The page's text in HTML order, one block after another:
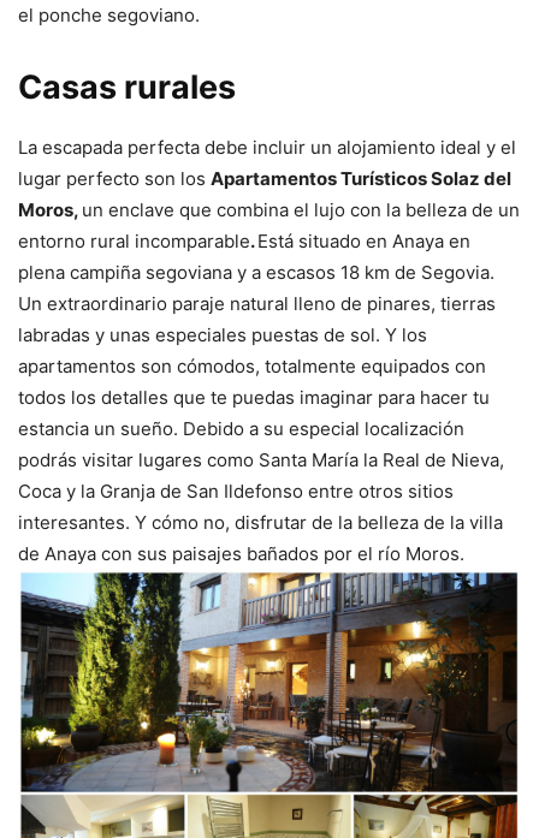
el ponche segoviano.
Casas rurales
La escapada perfecta debe incluir un alojamiento ideal y el
lugar perfecto son los Apartamentos Turísticos Solaz del
Moros, un enclave que combina el lujo con la belleza de un
entorno rural incomparable.Está situado en Anaya en
plena campiña segoviana y a escasos 18 km de Segovia.
Un extraordinario paraje natural lleno de pinares, tierras
labradas y unas especiales puestas de sol. Y los
apartamentos son cómodos, totalmente equipados con
todos los detalles que te puedas imaginar para hacer tu
estancia un sueño. Debido a su especial localización
podrás visitar lugares como Santa María la Real de Nieva,
Coca y la Granja de San Ildefonso entre otros sitios
interesantes. Y cómo no, disfrutar de la belleza de la villa
de Anaya con sus paisajes bañados por el río Moros.